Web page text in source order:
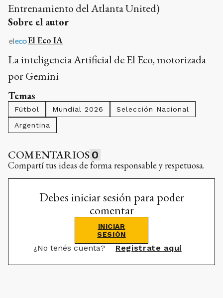
Entrenamiento del Atlanta United)
Sobre el autor
El Eco IA
La inteligencia Artificial de El Eco, motorizada
por Gemini
Temas
Fútbol Mundial 2026
Selección Nacional
Argentina
COMENTARIOS 0
Compartí tus ideas de forma responsable y respetuosa.
Debes iniciar sesión para poder
comentar
INICIAR
SESIÓN
¿No tenés cuenta? Registrate aquí